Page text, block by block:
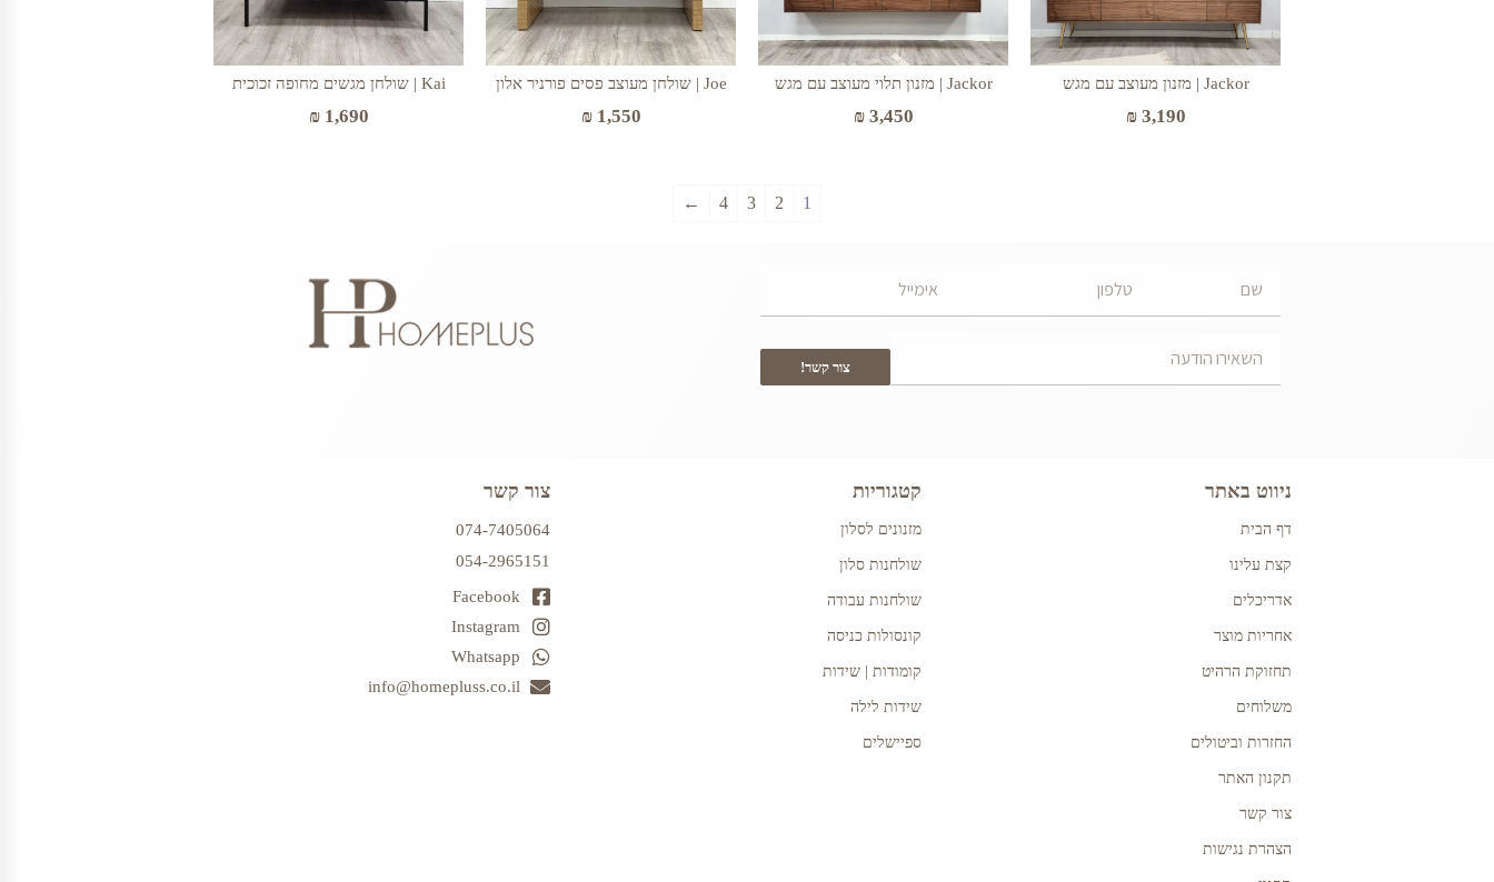
Jackor | מזנון מעוצב עם מגש
₪3,190
Jackor | מזנון תלוי מעוצב עם מגש
₪3,450
Joe | שולחן מעוצב פסים פורניר אלון
₪1,550
Kai | שולחן מגשים מחופה זכוכית
₪1,690
1
2
3
4
←
צור קשר!
ניווט באתר
דף הבית
קצת עלינו
אדריכלים
אחריות מוצר
תחזוקת הרהיט
משלוחים
החזרות וביטולים
תקנון האתר
צור קשר
הצהרת נגישות
קטגוריות
מזנונים לסלון
שולחנות סלון
שולחנות עבודה
קונסולות כניסה
קומודות | שידות
שידות לילה
ספיישלים
צור קשר
074-7405064
054-2965151
Facebook
Instagram
Whatsapp
info@homepluss.co.il